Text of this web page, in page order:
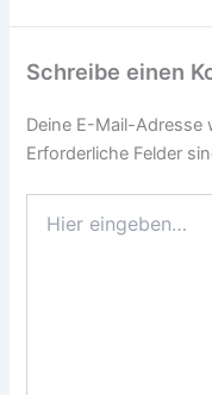
Schreibe einen
Deine E-Mail-
Erforderliche Felder
eingeben…